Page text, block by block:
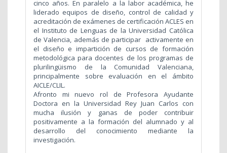
cinco años. En paralelo a la labor académica, he
liderado equipos de diseño, control de calidad y
acreditación de exámenes de certificación ACLES en
el Instituto de Lenguas de la Universidad Católica
de Valencia, además de participar activamente en
el diseño e impartición de cursos de formación
metodológica para docentes de los programas de
plurilingüismo de la Comunidad Valenciana,
principalmente sobre evaluación en el ámbito
AICLE/CLIL.
Afronto mi nuevo rol de Profesora Ayudante
Doctora en la Universidad Rey Juan Carlos con
mucha ilusión y ganas de poder contribuir
positivamente a la formación del alumnado y al
desarrollo del conocimiento mediante la
investigación.